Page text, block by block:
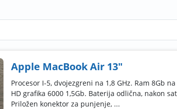
Apple MacBook Air 13"
Procesor I-5, dvojezgreni na 1,8 GHz. Ram 8Gb
HD grafika 6000 1,5Gb. Baterija odlična, nakon
Priložen konektor za punjenje, ...